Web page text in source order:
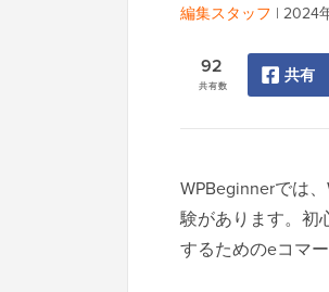
編集スタッフ | 2024
共有数
92 共有
WPBeginnerでは
験があります。初
するためのeコマ